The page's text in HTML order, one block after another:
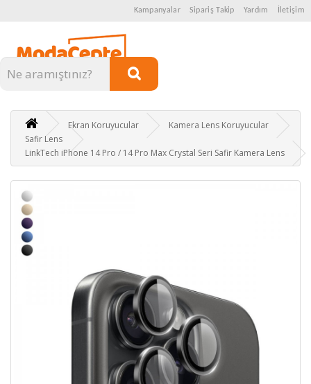
Kampanyalar Sipariş Takip Yardım İletişim
Kategoriler
Ekran Koruyucular
Kamera Lens Koruyucular
Safir Lens
LinkTech iPhone 14 Pro / 14 Pro Max Crystal Seri Safir Kamera Lens